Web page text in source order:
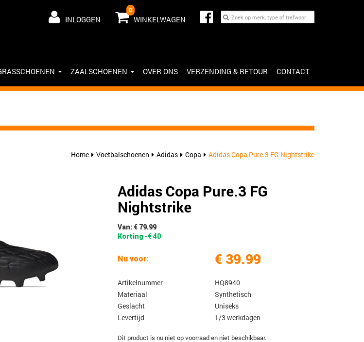
INLOGGEN
0
WINKELWAGEN
ZAALSCHOENEN OVER ONS VERZENDING & RETOUR CONTACT
Home Voetbalschoenen Adidas Copa Adidas Copa Pure.3 FG Nightstrike
Adidas Copa Pure.3 FG
Nightstrike
Van: € 79.99
Korting -€ 40
Nu voor: € 39.99
Artikelnummer
HQ8940
Materiaal
Synthetisch
Geslacht
Uniseks
Levertijd
1/3 werkdagen
Dit product is nu niet op voorraad en niet beschikbaar.